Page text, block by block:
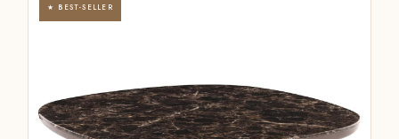
★ BEST-SELLER